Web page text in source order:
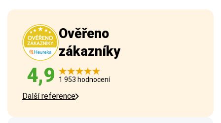
Ověřeno
zákazníky
4,9 1 953 hodnocení
Další reference